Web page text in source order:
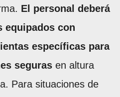
El personal deberá
equipados con
específicas para
seguras en altura
Para situaciones de